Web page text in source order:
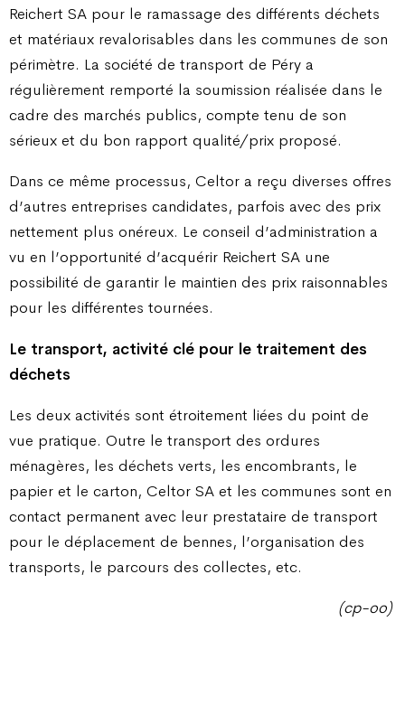
Reichert SA pour le ramassage des différents déchets
et matériaux revalorisables dans les communes de son
périmètre. La société de transport de Péry a
régulièrement remporté la soumission réalisée dans le
cadre des marchés publics, compte tenu de son
sérieux et du bon rapport qualité/prix proposé.
Dans ce même processus, Celtor a reçu diverses offres
d’autres entreprises candidates, parfois avec des prix
nettement plus onéreux. Le conseil d’administration a
vu en l’opportunité d’acquérir Reichert SA une
possibilité de garantir le maintien des prix raisonnables
pour les différentes tournées.
Le transport, activité clé pour le traitement des
déchets
Les deux activités sont étroitement liées du point de
vue pratique. Outre le transport des ordures
ménagères, les déchets verts, les encombrants, le
papier et le carton, Celtor SA et les communes sont en
contact permanent avec leur prestataire de transport
pour le déplacement de bennes, l’organisation des
transports, le parcours des collectes, etc.
(cp-oo)